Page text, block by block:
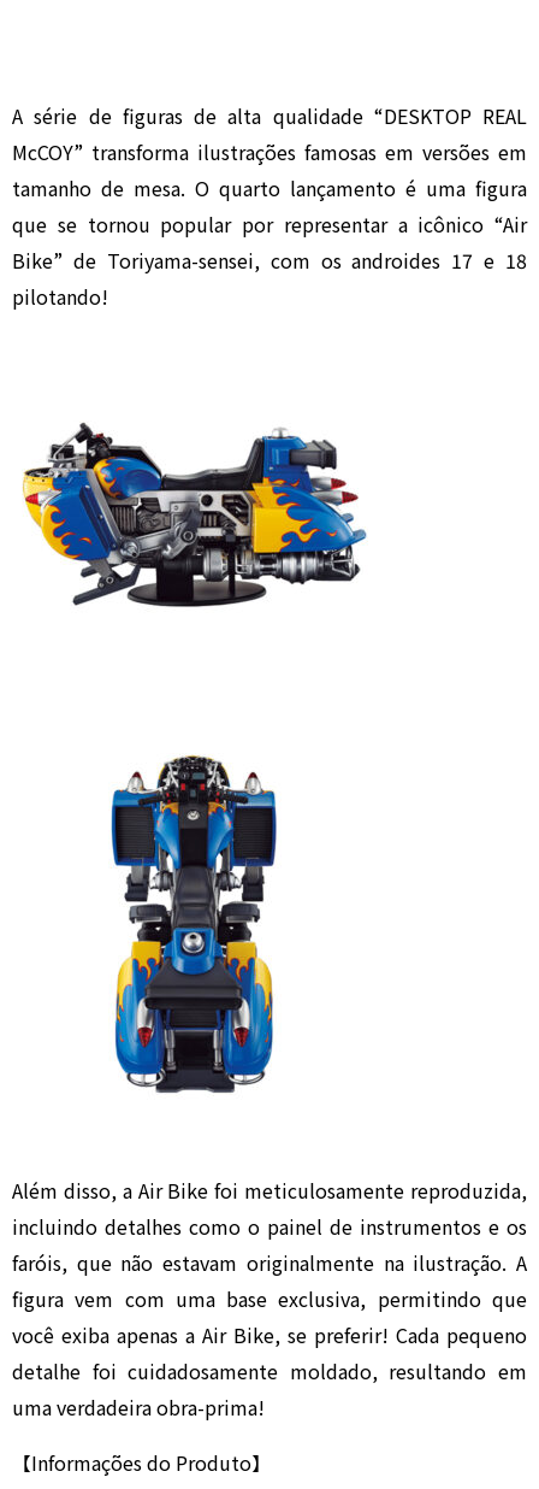
A série de figuras de alta qualidade “DESKTOP REAL
McCOY” transforma ilustrações famosas em versões em
tamanho de mesa. O quarto lançamento é uma figura
que se tornou popular por representar a icônico “Air
Bike” de Toriyama-sensei, com os androides 17 e 18
pilotando!
Além disso, a Air Bike foi meticulosamente reproduzida,
incluindo detalhes como o painel de instrumentos e os
faróis, que não estavam originalmente na ilustração. A
figura vem com uma base exclusiva, permitindo que
você exiba apenas a Air Bike, se preferir! Cada pequeno
detalhe foi cuidadosamente moldado, resultando em
uma verdadeira obra-prima!
【Informações do Produto】